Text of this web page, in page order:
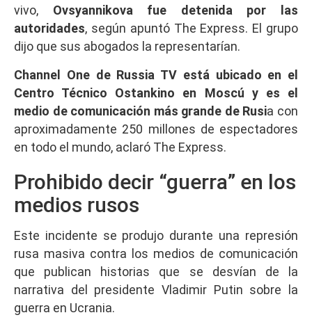
vivo, Ovsyannikova fue detenida por las
autoridades, según apuntó The Express. El grupo
dijo que sus abogados la representarían.
Channel One de Russia TV está ubicado en el
Centro Técnico Ostankino en Moscú y es el
medio de comunicación más grande de Rusia con
aproximadamente 250 millones de espectadores
en todo el mundo, aclaró The Express.
Prohibido decir “guerra” en los
medios rusos
Este incidente se produjo durante una represión
rusa masiva contra los medios de comunicación
que publican historias que se desvían de la
narrativa del presidente Vladimir Putin sobre la
guerra en Ucrania.